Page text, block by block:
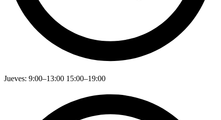
Jueves: 9:00–13:00 15:00–19:00